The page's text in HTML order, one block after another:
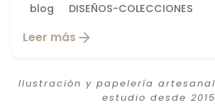
blog DISEÑOS-COLECCIONES
Leer más
Ilustración y papelería
estudio desde 2015